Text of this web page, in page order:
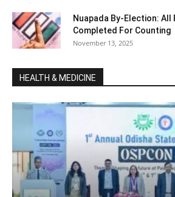
Nuapada By-Election:
Completed For Counting
November 13, 2025
HEALTH & MEDICINE